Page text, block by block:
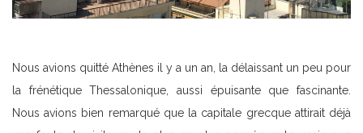
Nous avions quitté Athènes il y a un an, la délaissant un peu pour
la frénétique Thessalonique, aussi épuisante que fascinante.
Nous avions bien remarqué que la capitale grecque attirait déjà